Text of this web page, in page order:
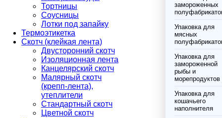
Тортницы
Соусницы
Лотки под запайку
Термоэтикетка
Скотч (клейкая лента)
Двусторонний скотч
Изоляционная лента
Канцелярский скотч
Малярный скотч
(крепп-лента),
утеплители
Стандартный скотч
Цветной скотч
замороженных
Упаковка для
мясных
Упаковка для
замороженной
рыбы и
морепродуктов
Упаковка для
кошачьего
наполнителя